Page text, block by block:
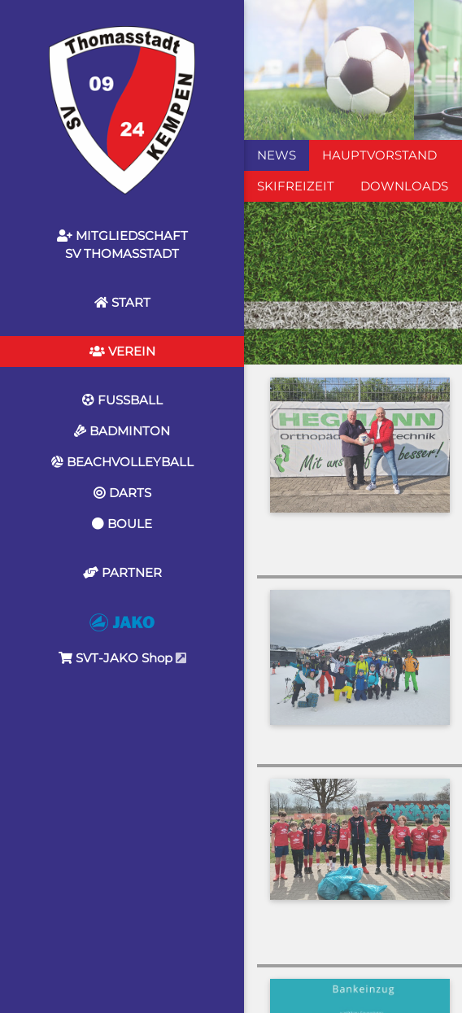
MITGLIEDSCHAFT
SV THOMASSTADT
START
VEREIN
FUSSBALL
BADMINTON
BEACHVOLLEYBALL
DARTS
BOULE
PARTNER
SVT-JAKO Shop
NEWS HAUPTVORSTAND
SKIFREIZEIT
DOWNLOADS